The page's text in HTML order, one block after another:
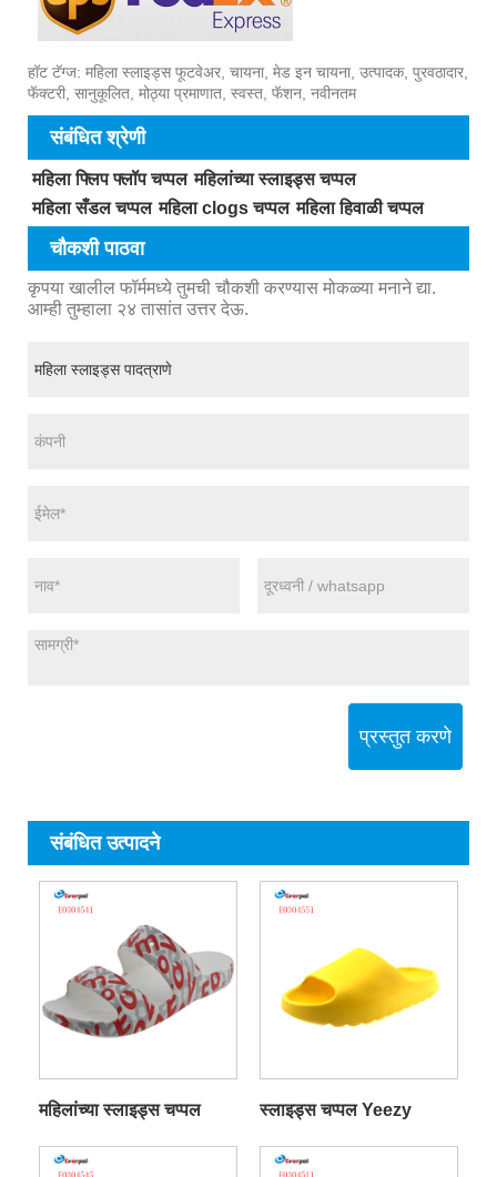
हॉट टॅग्ज: महिला स्लाइड्स फूटवेअर, चायना, मेड इन चायना, उत्पादक, पुरवठादार,
फॅक्टरी, सानुकूलित, मोठ्या प्रमाणात, स्वस्त, फॅशन, नवीनतम
संबंधित श्रेणी
महिला फ्लिप फ्लॉप चप्पल महिलांच्या स्लाइड्स चप्पल
महिला सँडल चप्पल महिला clogs चप्पल महिला हिवाळी चप्पल
चौकशी पाठवा
कृपया खालील फॉर्ममध्ये तुमची चौकशी करण्यास मोकळ्या मनाने द्या.
आम्ही तुम्हाला २४ तासांत उत्तर देऊ.
प्रस्तुत करणे
संबंधित उत्पादने
महिलांच्या स्लाइड्स चप्पल स्लाइड्स चप्पल Yeezy